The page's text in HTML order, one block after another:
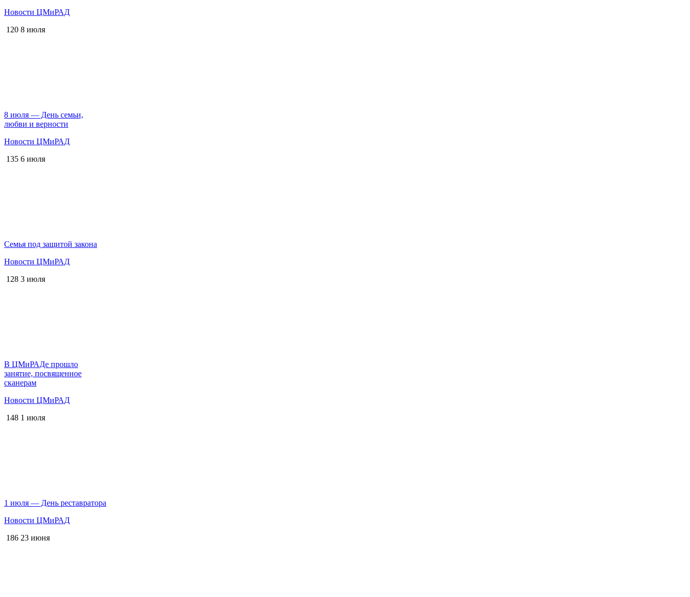
Новости ЦМиРАД
120 8 июля
8 июля — День семьи,
любви и верности
Новости ЦМиРАД
135 6 июля
Семья под защитой закона
Новости ЦМиРАД
128 3 июля
В ЦМиРАДе прошло
занятие, посвященное
сканерам
Новости ЦМиРАД
148 1 июля
1 июля — День реставратора
Новости ЦМиРАД
186 23 июня